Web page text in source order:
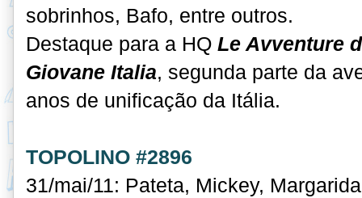
sobrinhos, Bafo, entre outros.
Destaque para a HQ Le Avventure
Giovane Italia, segunda parte da
anos de unificação da Itália.
TOPOLINO #2896
31/mai/11: Pateta, Mickey,